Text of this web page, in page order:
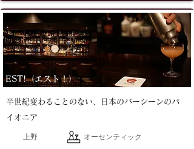
EST!（エスト！）
半世紀変わることのない、日本のバーシーンのパ
イオニア
上野 オーセンティック